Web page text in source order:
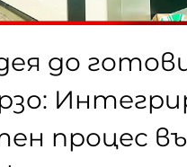
до
процес